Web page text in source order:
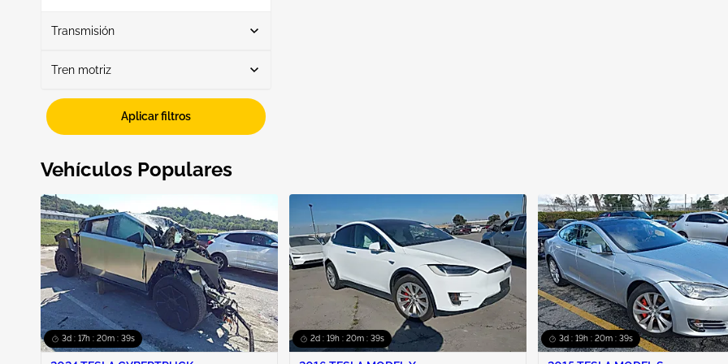
Mostrar más
Transmisión
Automático 6
Tren motriz
Aplicar filtros
Vehículos Populares
3d : 17h : 20m : 38s 2d : 19h : 20m : 38s 3d : 19h : 20m : 38s